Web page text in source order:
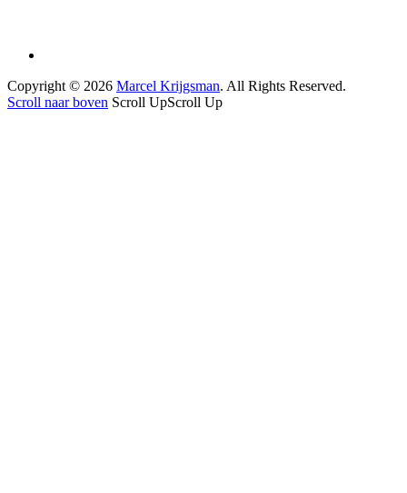
Copyright © 2026 Marcel Krijgsman. All Rights Reserved.
Scroll naar boven Scroll UpScroll Up